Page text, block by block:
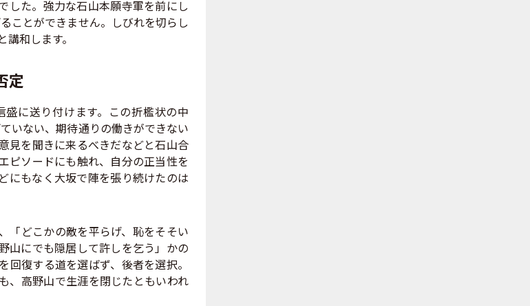
した。強力な石山本願寺軍を前にし
ことができません。しびれを切らし
和します。
定
に送り付けます。この折檻状の中
いない、期待通りの働きができない
見を聞きに来るべきだなどと石山合
ピソードにも触れ、自分の正当性を
にもなく大坂で陣を張り続けたのは
「どこかの敵を平らげ、恥をそそい
山にでも隠居して許しを乞う」かの
復する道を選ばず、後者を選択。
、高野山で生涯を閉じたともいわれ